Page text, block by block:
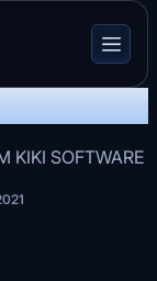
SOFTWARE